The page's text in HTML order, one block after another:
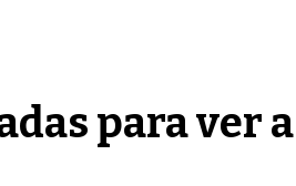
para ver a